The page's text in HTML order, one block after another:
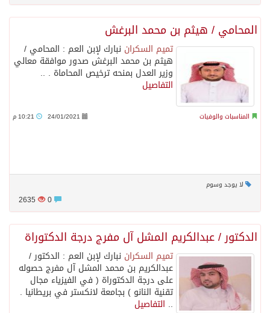
المحامي / هيثم بن محمد البرغش
تميم السكران نبارك لإبن العم : المحامي /
هيثم بن محمد البرغش صدور موافقة معالي
وزير العدل بمنحه ترخيص المحاماة . ..
التفاصيل
المناسبات والوفيات 24/01/2021
لا يوجد وسوم
2635
الدكتور / عبدالكريم المشل آل مفرج درجة الدكتوراة
تميم السكران نبارك لإبن العم : الدكتور /
عبدالكريم بن محمد المشل آل مفرج حصوله
على درجة الدكتوراة ( في الفيزياء مجال
تقنية النانو ) بجامعة لانكستر في بريطانيا .
.. التفاصيل